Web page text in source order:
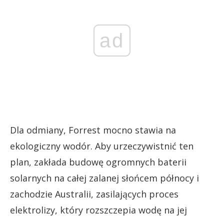
ad
Dla odmiany, Forrest mocno stawia na
ekologiczny wodór. Aby urzeczywistnić ten
plan, zakłada budowę ogromnych baterii
solarnych na całej zalanej słońcem północy i
zachodzie Australii, zasilających proces
elektrolizy, który rozszczepia wodę na jej